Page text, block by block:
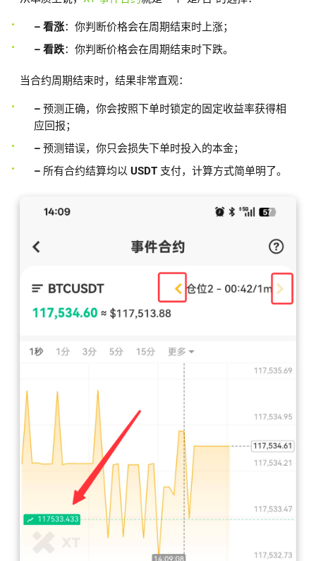
– 看涨：你判断价格会在周期结束时上涨；
– 看跌：你判断价格会在周期结束时下跌。
当合约周期结束时，结果非常直观：
– 预测正确，你会按照下单时锁定的固定收益率获得相
应回报；
– 预测错误，你只会损失下单时投入的本金；
– 所有合约结算均以 USDT 支付，计算方式简单明了。